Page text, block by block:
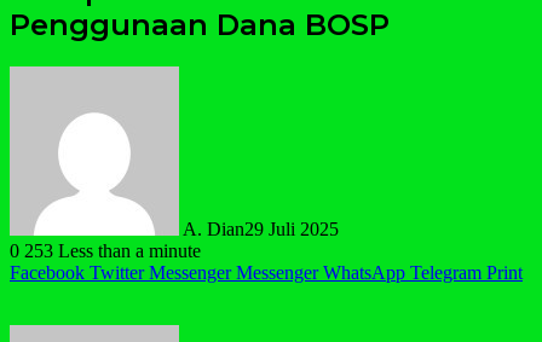
Penggunaan Dana BOSP
A. Dian29 Juli 2025
0 253 Less than a minute
Facebook Twitter Messenger Messenger WhatsApp Telegram Print